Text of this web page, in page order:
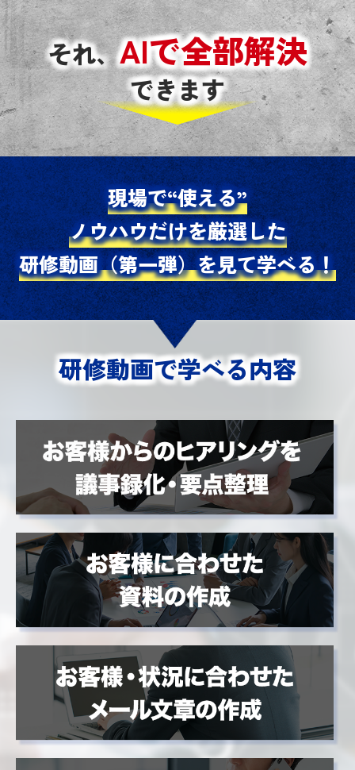
それ、AIで全部解決
できます
現場で“使える”
ノウハウだけを厳選した
研修動画（第一弾）を見て学べる！
研修動画で学べる内容